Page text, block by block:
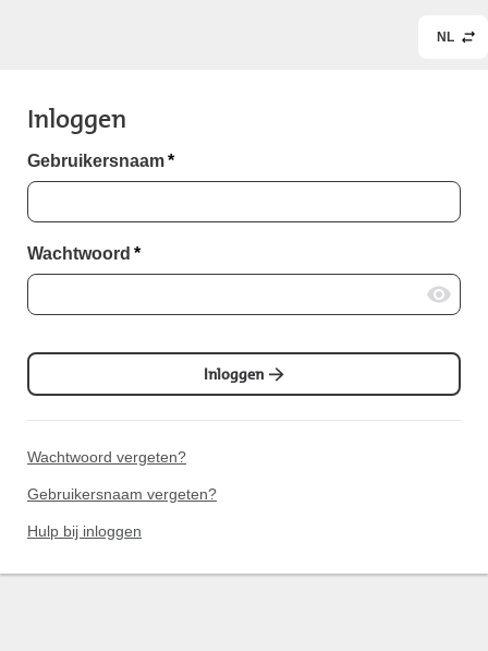
NL
Inloggen
Gebruikersnaam*
Wachtwoord *
Inloggen
Wachtwoord vergeten?
Gebruikersnaam vergeten?
Hulp bij inloggen